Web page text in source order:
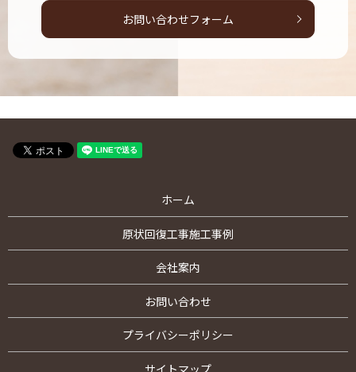
お問い合わせフォーム
ホーム
原状回復工事施工事例
会社案内
お問い合わせ
プライバシーポリシー
サイトマップ